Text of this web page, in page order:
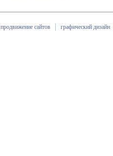
продвижение сайтов графический дизайн